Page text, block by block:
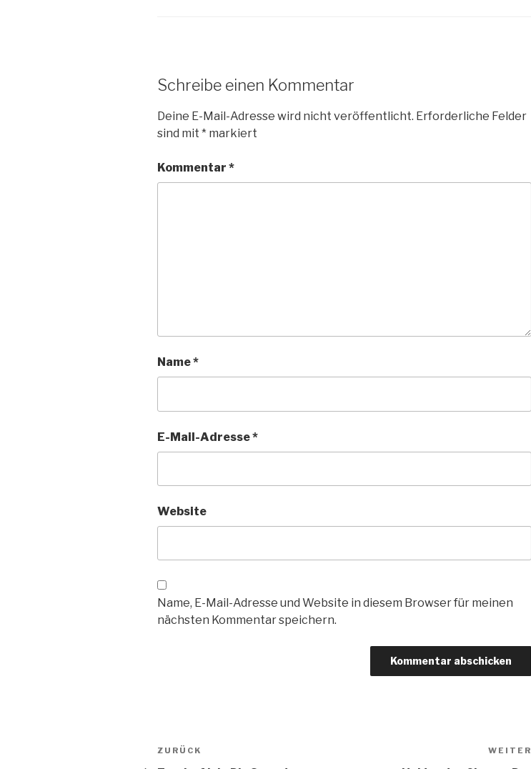
Schreibe einen Kommentar
Deine E-Mail-Adresse wird nicht veröffentlicht. Erforderliche Felder
sind mit * markiert
Kommentar *
Name*
E-Mail-Adresse*
Website
Name, E-Mail-Adresse und Website in diesem Browser für meinen
nächsten Kommentar speichern.
Beitragsnavigation
Vorheriger
ZURÜCK WEITER